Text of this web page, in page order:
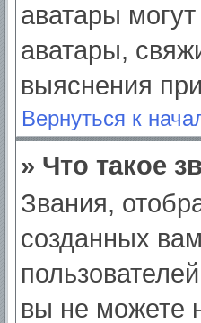
аватары
аватары,
выяснения
Вернуться к
» Что такое
Звания,
созданных
вы не можете